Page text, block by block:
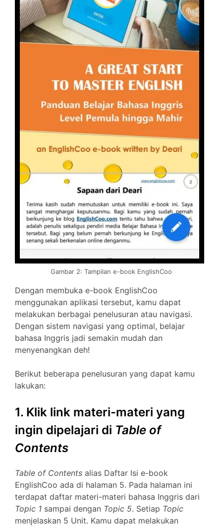
Gambar 2: Tampilan e-book EnglishCoo
Dengan membuka e-book EnglishCoo
menggunakan aplikasi tersebut, kamu dapat
melakukan berbagai penelusuran atau navigasi.
Dengan sistem navigasi yang optimal, belajar
bahasa Inggris jadi semakin mudah dan
menyenangkan deh!
Berikut beberapa penelusuran yang dapat kamu
lakukan:
1. Klik link materi-materi yang
ingin dipelajari di Table of
Contents
Table of Contents alias Daftar Isi e-book
EnglishCoo ada di halaman 5. Pada halaman ini
terdapat daftar materi-materi bahasa Inggris dari
Topic 1 sampai dengan Topic 5. Setiap Topic
menjelaskan 5 Unit. Kamu dapat melakukan